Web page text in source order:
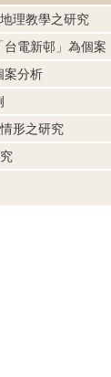
理教學之研究
電新邨」為個案
案分析
形之研究